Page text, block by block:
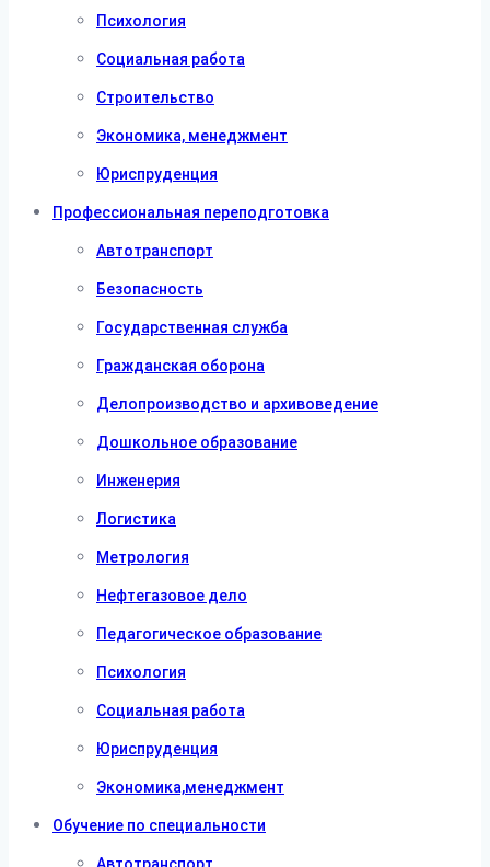
Психология
Социальная работа
Строительство
Экономика, менеджмент
Юриспруденция
Профессиональная переподготовка
Автотранспорт
Безопасность
Государственная служба
Гражданская оборона
Делопроизводство и архивоведение
Дошкольное образование
Инженерия
Логистика
Метрология
Нефтегазовое дело
Педагогическое образование
Психология
Социальная работа
Юриспруденция
Экономика,менеджмент
Обучение по специальности